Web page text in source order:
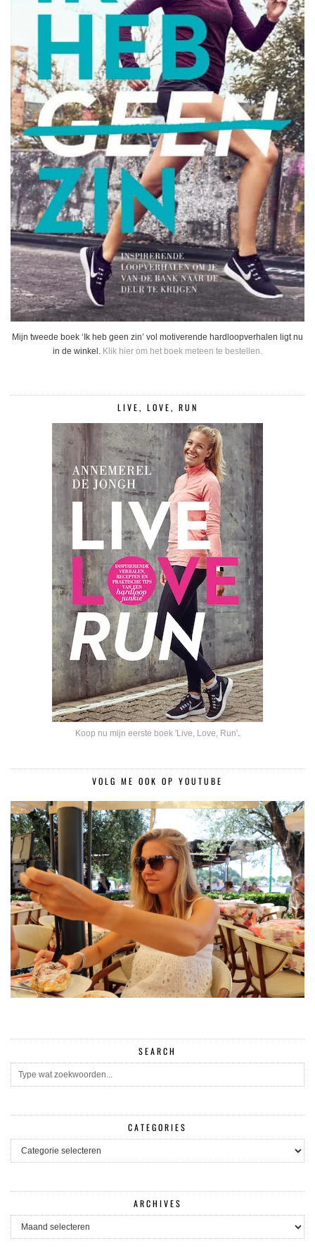
Mijn tweede boek ‘Ik heb geen zin’ vol motiverende hardloopverhalen ligt nu
in de winkel. Klik hier om het boek meteen te bestellen.
LIVE, LOVE, RUN
Koop nu mijn eerste boek 'Live, Love, Run'.
VOLG ME OOK OP YOUTUBE
SEARCH
CATEGORIES
CATEGORIES
ARCHIVES
ARCHIVES